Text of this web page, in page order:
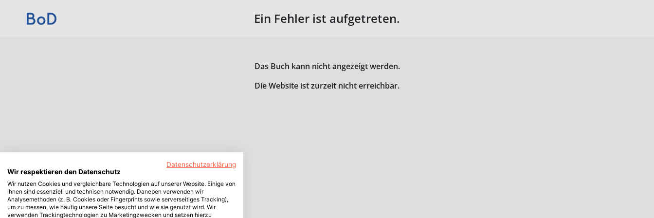
Ein Fehler ist aufgetreten.
Das Buch kann nicht angezeigt werden.
Die Website ist zurzeit nicht erreichbar.
Datenschutzerklärung
Wir respektieren den Datenschutz
Wir nutzen Cookies und vergleichbare Technologien auf unserer Website. Einige von
ihnen sind essenziell und technisch notwendig. Daneben verwenden wir
Analysemethoden (z. B. Cookies oder Fingerprints sowie serverseitiges Tracking),
um zu messen, wie häufig unsere Seite besucht und wie sie genutzt wird. Wir
verwenden Trackingtechnologien zu Marketingzwecken und setzen hierzu